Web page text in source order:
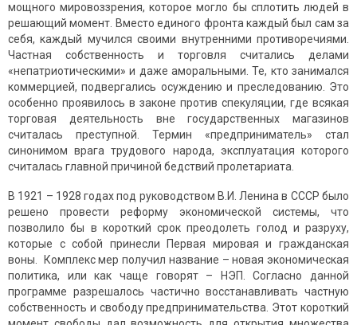
мощного мировоззрения, которое могло бы сплотить людей в
решающий момент. Вместо единого фронта каждый был сам за
себя, каждый мучился своими внутренними противоречиями.
Частная собственность и торговля считались делами
«непатриотическими» и даже аморальными. Те, кто занимался
коммерцией, подвергались осуждению и преследованию. Это
особенно проявилось в законе против спекуляции, где всякая
торговая деятельность вне государственных магазинов
считалась преступной. Термин «предприниматель» стал
синонимом врага трудового народа, эксплуатация которого
считалась главной причиной бедствий пролетариата.
В 1921 – 1928 годах под руководством В.И. Ленина в СССР было
решено провести реформу экономической системы, что
позволило бы в короткий срок преодолеть голод и разруху,
которые с собой принесли Первая мировая и гражданская
воны. Комплекс мер получил название – новая экономическая
политика, или как чаще говорят – НЭП. Согласно данной
программе разрешалось частично восстанавливать частную
собственность и свободу предпринимательства. Этот короткий